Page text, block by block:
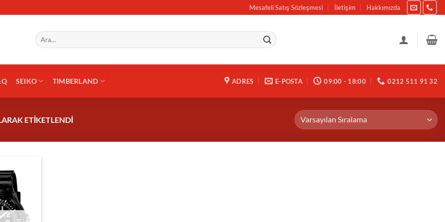
Mesafeli Satış Sözleşmesi İletişim Hakkımızda
Ara:
SEIKO TIMBERLAND ADRES E-POSTA 09:00 - 18:00 0212 511 91 32
ETIKETLENDI